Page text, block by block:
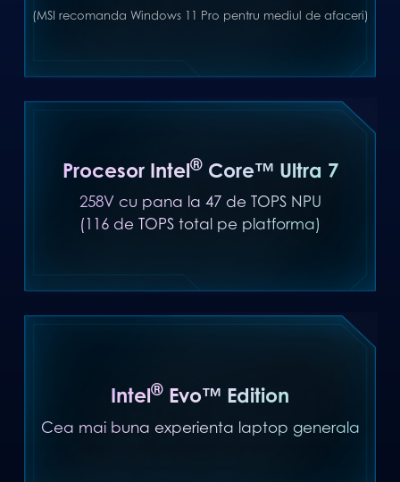
(MSI recomanda Windows 11 Pro pentru mediul de afaceri)
Procesor Intel®Core™ Ultra 7
258V cu pana la 47 de TOPS NPU
(116 de TOPS total pe platforma)
Intel® Evo™ Edition
Cea mai buna experienta laptop generala